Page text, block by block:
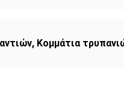
, Κομμάτια